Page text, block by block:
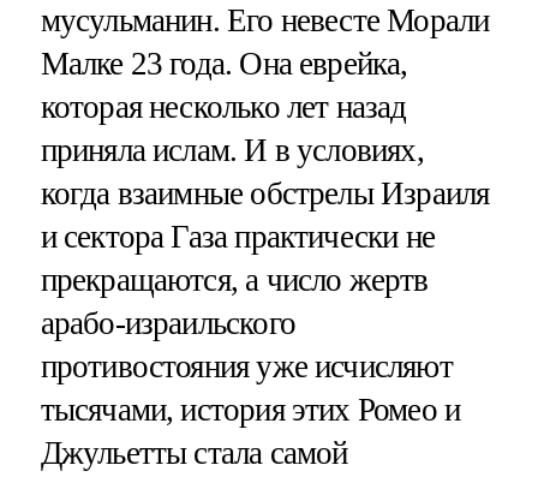
мусульманин. Его невесте Морали
Малке 23 года. Она еврейка,
которая несколько лет назад
приняла ислам. И в условиях,
когда взаимные обстрелы Израиля
и сектора Газа практически не
прекращаются, а число жертв
арабо-израильского
противостояния уже исчисляют
тысячами, история этих Ромео и
Джульетты стала самой